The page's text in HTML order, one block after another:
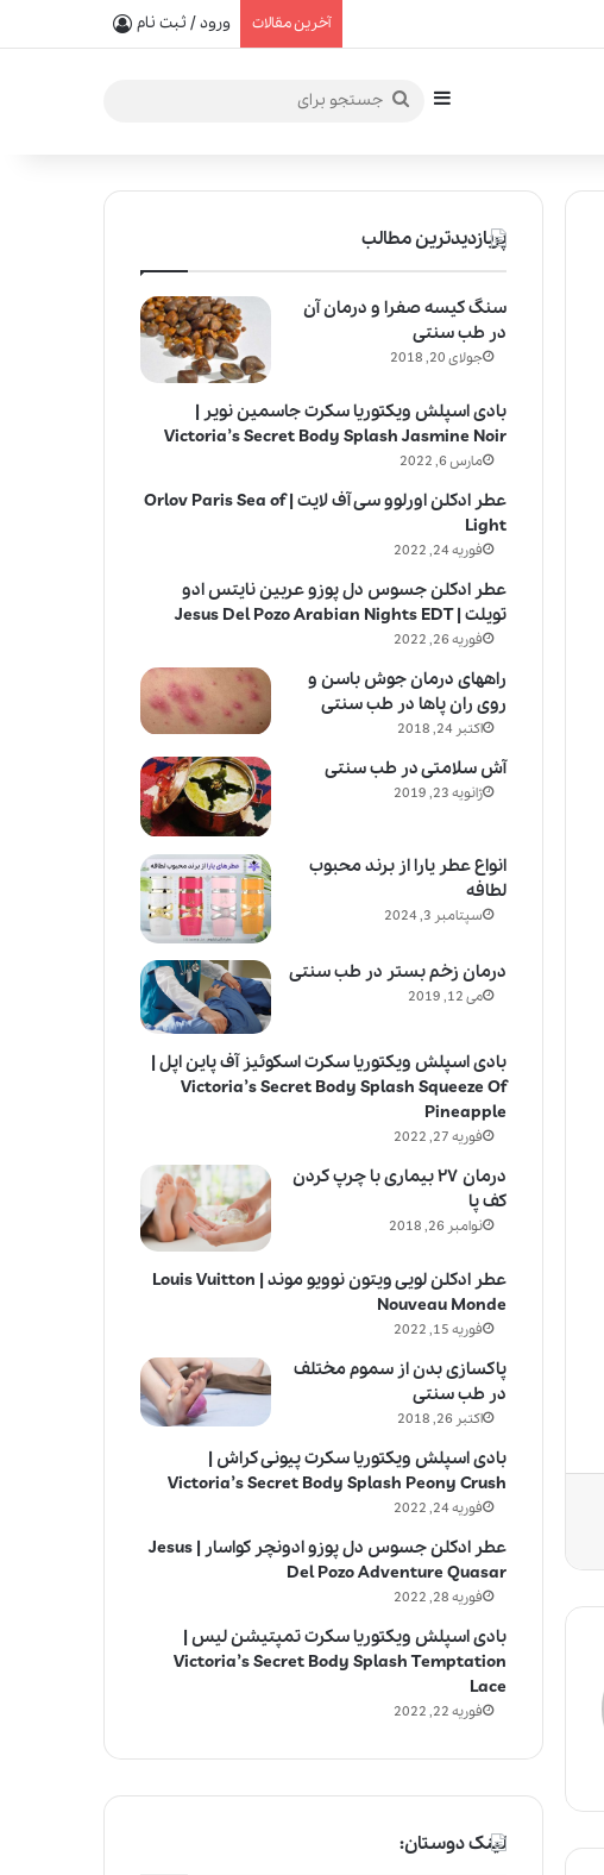
آخرین مقالات ورود / ثبت نام
سایدبارجستجو
پربازدیدترین مطالب
سنگ کیسه صفرا و درمان آن
در طب سنتی
جولای 20, 2018
بادی اسپلش ویکتوریا سکرت جاسمین نویر |
Victoria’s Secret Body Splash Jasmine Noir
مارس 6, 2022
عطر ادکلن اورلوو سی آف لایت | Orlov Paris Sea of
Light
فوریه 24, 2022
عطر ادکلن جسوس دل پوزو عربین نایتس ادو
تویلت | Jesus Del Pozo Arabian Nights EDT
فوریه 26, 2022
راههای درمان جوش باسن و
روی ران پاها در طب سنتی
اکتبر 24, 2018
آش سلامتی در طب سنتی
ژانویه 23, 2019
انواع عطر یارا از برند محبوب
لطافه
سپتامبر 3, 2024
درمان زخم بستر در طب سنتی
می 12, 2019
بادی اسپلش ویکتوریا سکرت اسکوئیز آف پاین اپل |
Victoria’s Secret Body Splash Squeeze Of
Pineapple
فوریه 27, 2022
درمان ۲۷ بیماری با چرپ کردن
کف پا
نوامبر 26, 2018
عطر ادکلن لویی ویتون نوویو موند | Louis Vuitton
Nouveau Monde
فوریه 15, 2022
پاکسازی بدن از سموم مختلف
در طب سنتی
اکتبر 26, 2018
بادی اسپلش ویکتوریا سکرت پیونی کراش |
Victoria’s Secret Body Splash Peony Crush
فوریه 24, 2022
عطر ادکلن جسوس دل پوزو ادونچر کواسار | Jesus
Del Pozo Adventure Quasar
فوریه 28, 2022
بادی اسپلش ویکتوریا سکرت تمپتیشن لیس |
Victoria’s Secret Body Splash Temptation
Lace
فوریه 22, 2022
لینک دوستان: